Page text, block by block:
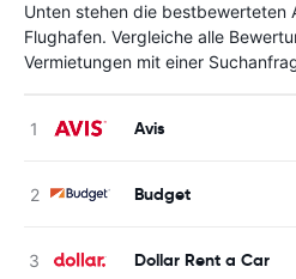
Unten stehen die bestbewerteten
Flughafen. Vergleiche alle
Vermietungen mit einer
Avis
Budget
Dollar Rent a Car